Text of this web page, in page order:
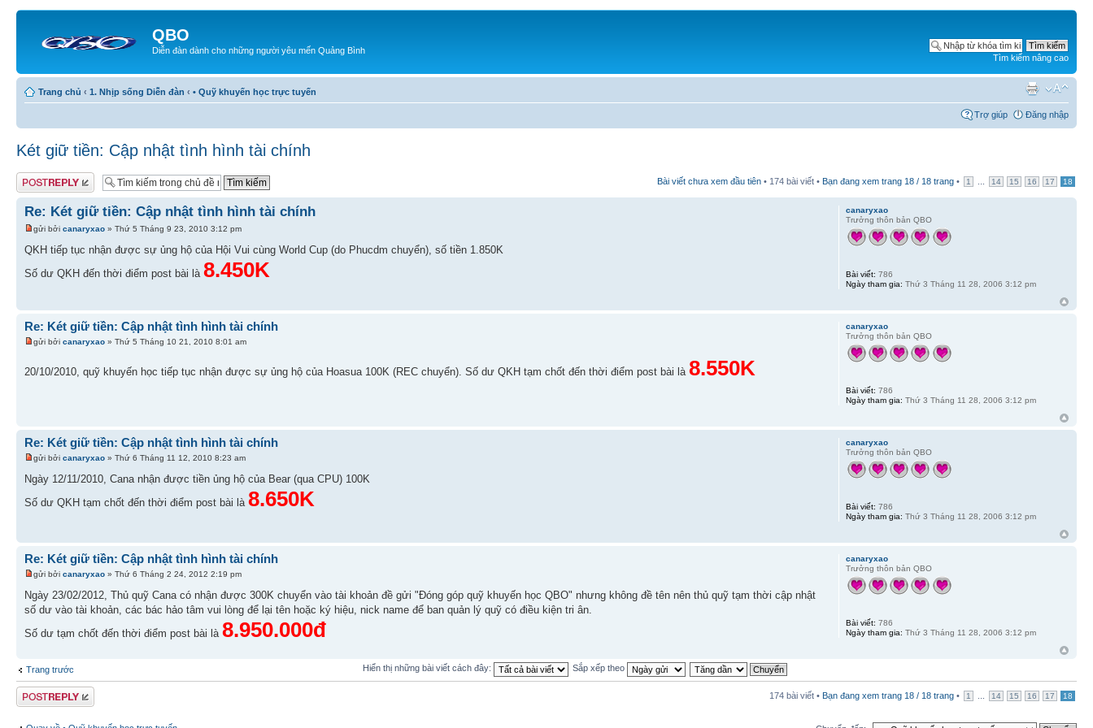
QBO
Diễn đàn dành cho những người yêu mến Quảng Bình
Tìm kiếm nâng cao
Trang chủ ‹ 1. Nhịp sống Diễn đàn ‹ • Quỹ khuyến học trực tuyến
Trợ giúp Đăng nhập
Két giữ tiền: Cập nhật tình hình tài chính
Gửi bài trả lời Bài viết chưa xem đầu tiên • 174 bài viết • Bạn đang xem trang 18 / 18 trang • 1 14 15 16 17 18
Re: Két giữ tiền: Cập nhật tình hình tài chính
gửi bởi canaryxao » Thứ 5 Tháng 9 23, 2010 3:12 pm
QKH tiếp tục nhận được sự ủng hộ của Hội Vui cùng World Cup (do Phucdm chuyển), số tiền 1.850K
Số dư QKH đến thời điểm post bài là 8.450K
canaryxao
Trưởng thôn bản QBO
Bài viết: 786
Ngày tham gia: Thứ 3 Tháng 11 28, 2006 3:12 pm
Re: Két giữ tiền: Cập nhật tình hình tài chính
gửi bởi canaryxao » Thứ 5 Tháng 10 21, 2010 8:01 am
20/10/2010, quỹ khuyến học tiếp tục nhận được sự ủng hộ của Hoasua 100K (REC chuyển). Số dư QKH tạm chốt đến thời điểm post bài là 8.550K
canaryxao
Trưởng thôn bản QBO
Bài viết: 786
Ngày tham gia: Thứ 3 Tháng 11 28, 2006 3:12 pm
Re: Két giữ tiền: Cập nhật tình hình tài chính
gửi bởi canaryxao » Thứ 6 Tháng 11 12, 2010 8:23 am
Ngày 12/11/2010, Cana nhận được tiền ủng hộ của Bear (qua CPU) 100K
Số dư QKH tạm chốt đến thời điểm post bài là 8.650K
canaryxao
Trưởng thôn bản QBO
Bài viết: 786
Ngày tham gia: Thứ 3 Tháng 11 28, 2006 3:12 pm
Re: Két giữ tiền: Cập nhật tình hình tài chính
gửi bởi canaryxao » Thứ 6 Tháng 2 24, 2012 2:19 pm
Ngày 23/02/2012, Thủ quỹ Cana có nhận được 300K chuyển vào tài khoản đề gửi "Đóng góp quỹ khuyến học QBO" nhưng không đề tên nên thủ quỹ tạm thời cập nhật
số dư vào tài khoản, các bác hảo tâm vui lòng để lại tên hoặc ký hiệu, nick name để ban quản lý quỹ có điều kiện tri ân.
Số dư tạm chốt đến thời điểm post bài là 8.950.000đ
canaryxao
Trưởng thôn bản QBO
Bài viết: 786
Ngày tham gia: Thứ 3 Tháng 11 28, 2006 3:12 pm
Trang trước Hiển thị những bài viết cách đây: Sắp xếp theo
Gửi bài trả lời 174 bài viết • Bạn đang xem trang 18 / 18 trang • 1 14 15 16 17 18